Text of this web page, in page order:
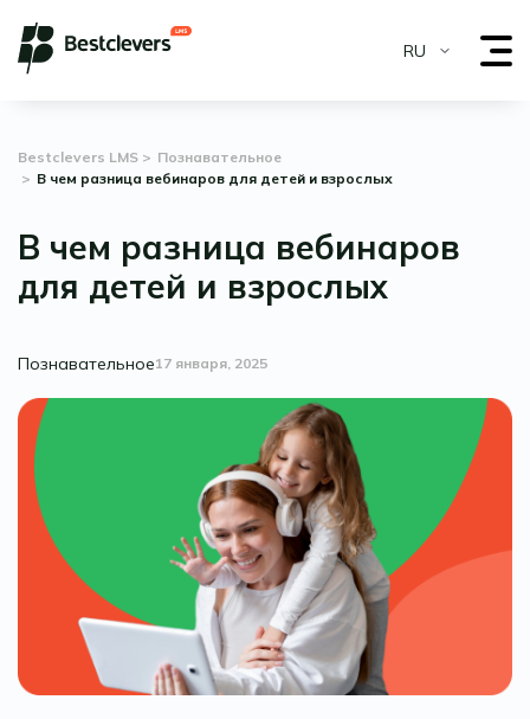
RU
Bestclevers LMS
Познавательное
В чем разница вебинаров для детей и взрослых
В чем разница вебинаров
для детей и взрослых
Познавательное17 января, 2025